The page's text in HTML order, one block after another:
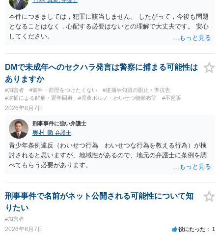
本件につきましては，犯罪に該当しません。 したがって，今後も問題
となることはなく，心配する必要はないとの理解で大丈夫です。 安心
してください。
DMで未成年へのセクハラ発言は警察に捕まる可能性は
ありますか
#加害者 #前科・前歴をつけたくない
#逮捕や勾留の阻止・準抗告
#逮捕による解雇・退学回避
#児童ポルノ・わいせつ物頒布等 #不起訴
2026年8月7日
刑事事件に強い弁護士
奥村 徹 弁護士
青少年条例違反（わいせつ行為 わいせつな行為を教える行為）が検
討されると思いますが、地域性があるので、地元の弁護士に条例を調
べてもらう必要があります。
刑事事件で名前がネット公開される可能性について知
りたい
#加害者
2026年8月7日 役にたった 1